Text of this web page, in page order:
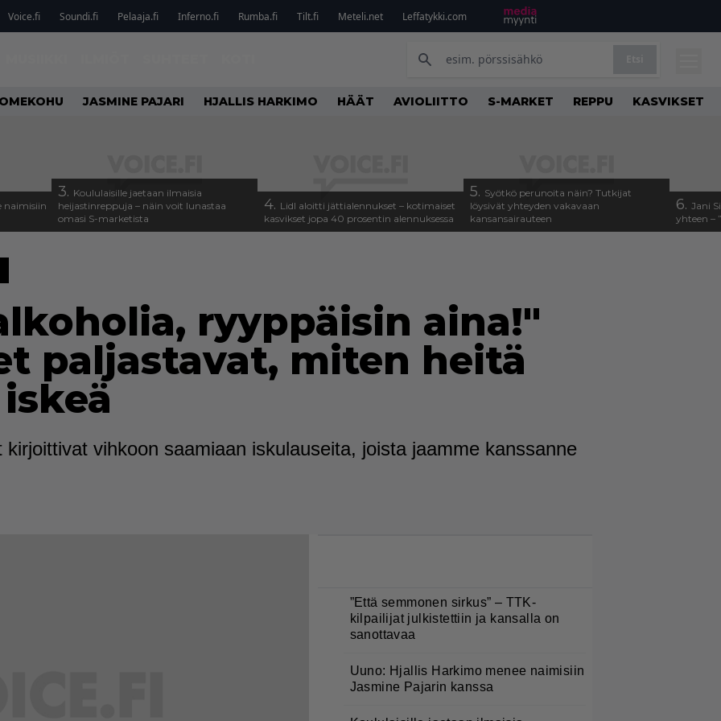
Voice.fi Soundi.fi Pelaaja.fi Inferno.fi Rumba.fi Tilt.fi Meteli.net Leffatykki.com
JASMINE PAJARI HJALLIS HARKIMO HÄÄT AVIOLIITTO S-MARKET REPPU KASVIKSET
naimisiin
3. Koululaisille jaetaan ilmaisia
heijastinreppuja – näin voit lunastaa
omasi S-marketista
4. Lidl aloitti jättialennukset – kotimaiset
kasvikset jopa 40 prosentin alennuksessa
5. Syötkö perunoita näin? Tutkijat
löysivät yhteyden vakavaan
kansansairauteen
6. Jani
yhteen –
ryyppäisin aina!"
paljastavat, miten heitä
vihkoon saamiaan iskulauseita, joista jaamme kanssanne
”Että semmonen sirkus” – TTK-
kilpailijat julkistettiin ja kansalla on
sanottavaa
Uuno: Hjallis Harkimo menee naimisiin
Jasmine Pajarin kanssa